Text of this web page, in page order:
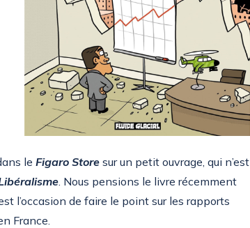
le Figaro Store sur un petit ouvrage, qui n’est
. Nous pensions le livre récemment
l’occasion de faire le point sur les rapports
France.